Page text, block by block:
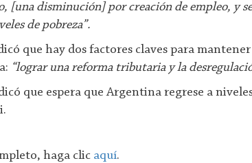
[una disminución] por creación de empleo, y
de pobreza”.
que hay dos factores claves para
“lograr una reforma tributaria y la
que espera que Argentina regrese a
haga clic aquí.